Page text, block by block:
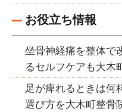
お役立ち情報
坐骨神経痛を整体で
るセルフケアも大木
足が痺れるときは何
選び方を大木町整骨